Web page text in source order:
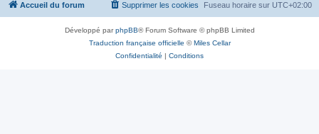
Accueil du forum Fuseau horaire sur UTC+02:00
Supprimer les cookies
Développé parphpBB® Forum Software © phpBB Limited
Traduction française officielle ©Miles Cellar
Confidentialité | Conditions